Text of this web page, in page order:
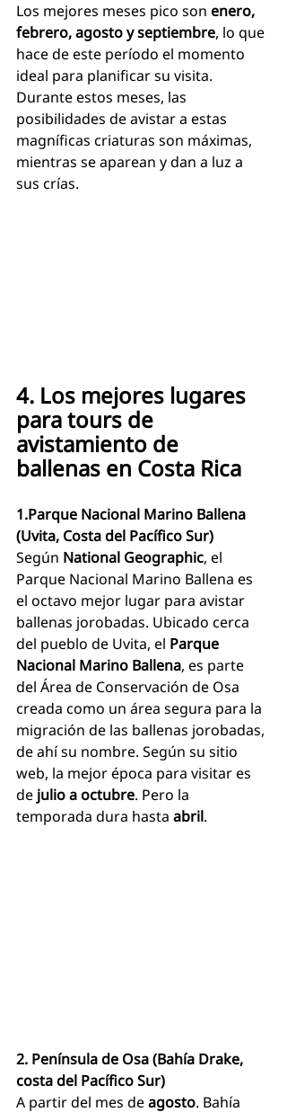
Los mejores meses pico son enero,
febrero, agosto y septiembre, lo que
hace de este período el momento
ideal para planificar su visita.
Durante estos meses, las
posibilidades de avistar a estas
magníficas criaturas son máximas,
mientras se aparean y dan a luz a
sus crías.
4. Los mejores lugares
para tours de
avistamiento de
ballenas en Costa Rica
1.Parque Nacional Marino Ballena
(Uvita, Costa del Pacífico Sur)
Según National Geographic, el
Parque Nacional Marino Ballena es
el octavo mejor lugar para avistar
ballenas jorobadas. Ubicado cerca
del pueblo de Uvita, el Parque
Nacional Marino Ballena, es parte
del Área de Conservación de Osa
creada como un área segura para la
migración de las ballenas jorobadas,
de ahí su nombre. Según su sitio
web, la mejor época para visitar es
de julio a octubre. Pero la
temporada dura hasta abril.
2. Península de Osa (Bahía Drake,
costa del Pacífico Sur)
A partir del mes de agosto. Bahía